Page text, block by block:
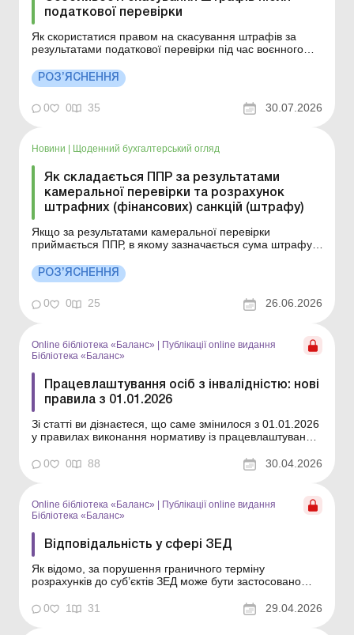
податкової перевірки
Як скористатися правом на скасування штрафів за
результатами податкової перевірки під час воєнного
повідомлення-рішення: поради юриста Податкові
повідомлення-рішення: зміни з 26.02.2026 Відповідно
до пп. 69.37 п. 69 підрозд. 10 розділу ХХ ...
РОЗ’ЯСНЕННЯ
0 0 35 30.07.2026
Новини Щоденний бухгалтерський огляд
Як складається ППР за результатами
камеральної перевірки та розрахунок
штрафних (фінансових) санкцій (штрафу)
Якщо за результатами камеральної перевірки
приймається ППР, в якому зазначається сума штрафу,
(фінансових) санкцій (штрафу), винесений у додаток
до ППР, що є його невід’ємною частиною. Детальніше
див. Нижче. Більше за темою: Податкові повідомл...
РОЗ’ЯСНЕННЯ
0 0 25 26.06.2026
Online бібліотека «Баланс» | Публікації online видання
Бібліотека «Баланс»
Працевлаштування осіб з інвалідністю: нові
правила з 01.01.2026
Зі статті ви дізнаєтеся, що саме змінилося з 01.01.2026
у правилах виконання нормативу із працевлаштування
роботодавцям у зв’язку із цими змінами. Серія
Бібліотека «Баланс» Спецтема «Норматив із
0 0 88 30.04.2026
Online бібліотека «Баланс» | Публікації online видання
Бібліотека «Баланс»
Відповідальність у сфері ЗЕД
Як відомо, за порушення граничного терміну
розрахунків до суб’єктів ЗЕД може бути застосовано
законодавством встановлено фінансову та
адміністративну відповідальність за інші порушення
0 1 31 29.04.2026